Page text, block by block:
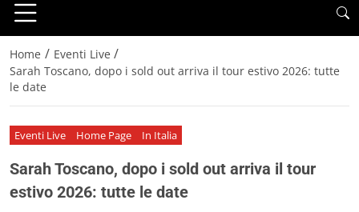
Home / Eventi Live /
Sarah Toscano, dopo i sold out arriva il tour estivo 2026: tutte
le date
Eventi Live Home Page In Italia
Sarah Toscano, dopo i sold out arriva il tour
estivo 2026: tutte le date